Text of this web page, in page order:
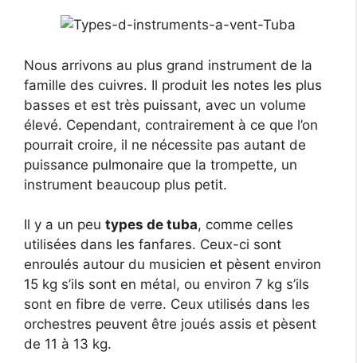
Nous arrivons au plus grand instrument de la
famille des cuivres. Il produit les notes les plus
basses et est très puissant, avec un volume
élevé. Cependant, contrairement à ce que l’on
pourrait croire, il ne nécessite pas autant de
puissance pulmonaire que la trompette, un
instrument beaucoup plus petit.
Il y a un peu types de tuba, comme celles
utilisées dans les fanfares. Ceux-ci sont
enroulés autour du musicien et pèsent environ
15 kg s’ils sont en métal, ou environ 7 kg s’ils
sont en fibre de verre. Ceux utilisés dans les
orchestres peuvent être joués assis et pèsent
de 11 à 13 kg.